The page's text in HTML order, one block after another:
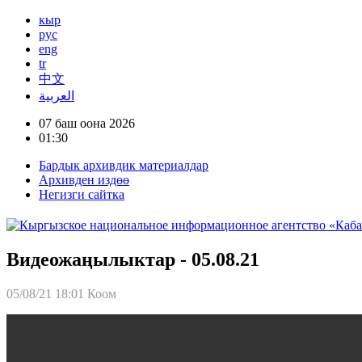
кыр
рус
eng
tr
中文
العربية
07 баш оона 2026
01:30
Бардык архивдик материалдар
Архивден издөө
Негизги сайтка
Видеожаңылыктар - 05.08.21
05/08/21 18:01 Коом